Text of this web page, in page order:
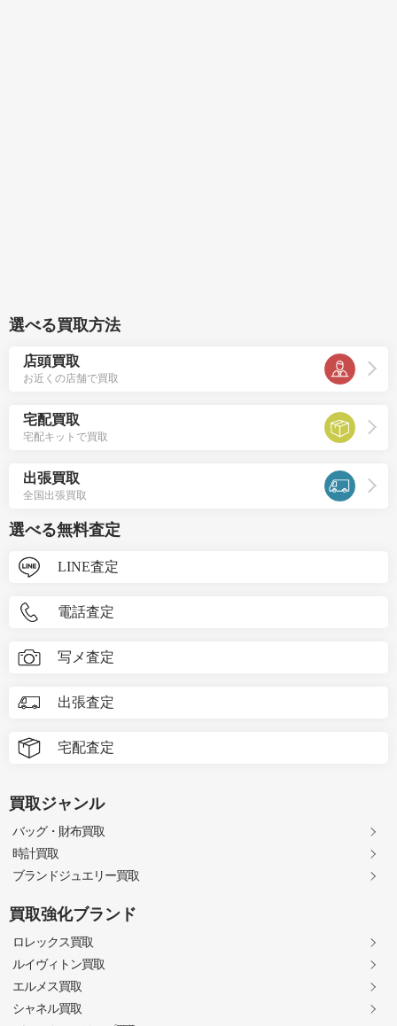
選べる買取方法
店頭買取
お近くの店舗で買取
宅配買取
宅配キットで買取
出張買取
全国出張買取
選べる無料査定
LINE査定
電話査定
写メ査定
出張査定
宅配査定
買取ジャンル
バッグ・財布買取
時計買取
ブランドジュエリー買取
買取強化ブランド
ロレックス買取
ルイヴィトン買取
エルメス買取
シャネル買取